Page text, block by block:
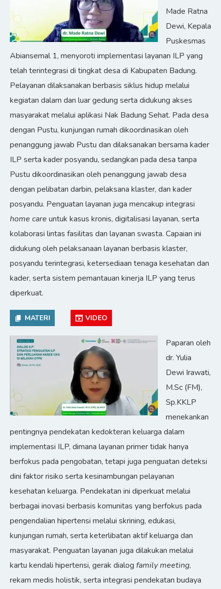
Made Ratna
Dewi, Kepala
Puskesmas
Abiansemal 1, menyoroti implementasi layanan ILP yang
telah terintegrasi di tingkat desa di Kabupaten Badung.
Pelayanan dilaksanakan berbasis siklus hidup melalui
kegiatan dalam dan luar gedung serta didukung akses
masyarakat melalui aplikasi Nak Badung Sehat. Pada desa
dengan Pustu, kunjungan rumah dikoordinasikan oleh
penanggung jawab Pustu dan dilaksanakan bersama kader
ILP serta kader posyandu, sedangkan pada desa tanpa
Pustu dikoordinasikan oleh penanggung jawab desa
dengan pelibatan darbin, pelaksana klaster, dan kader
posyandu. Penguatan layanan juga mencakup integrasi
home care untuk kasus kronis, digitalisasi layanan, serta
kolaborasi lintas fasilitas dan layanan swasta. Capaian ini
didukung oleh pelaksanaan layanan berbasis klaster,
posyandu terintegrasi, ketersediaan tenaga kesehatan dan
kader, serta sistem pemantauan kinerja ILP yang terus
diperkuat.
MATERI VIDEO
Paparan oleh
dr. Yulia
Dewi Irawati,
M.Sc (FM),
Sp.KKLP
menekankan
pentingnya pendekatan kedokteran keluarga dalam
implementasi ILP, dimana layanan primer tidak hanya
berfokus pada pengobatan, tetapi juga penguatan deteksi
dini faktor risiko serta kesinambungan pelayanan
kesehatan keluarga. Pendekatan ini diperkuat melalui
berbagai inovasi berbasis komunitas yang berfokus pada
pengendalian hipertensi melalui skrining, edukasi,
kunjungan rumah, serta keterlibatan aktif keluarga dan
masyarakat. Penguatan layanan juga dilakukan melalui
kartu kendali hipertensi, gerak dialog family meeting,
rekam medis holistik, serta integrasi pendekatan budaya